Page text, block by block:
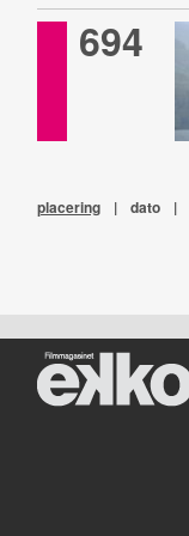
694
placering | dato |